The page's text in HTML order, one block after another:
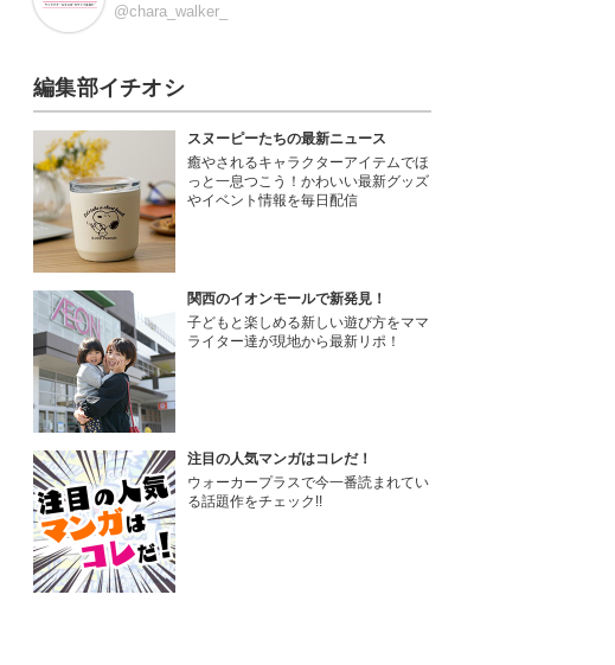
@chara_walker_
編集部イチオシ
スヌーピーたちの最新ニュース
癒やされるキャラクターアイテムでほ
っと一息つこう！かわいい最新グッズ
やイベント情報を毎日配信
関西のイオンモールで新発見！
子どもと楽しめる新しい遊び方をママ
ライター達が現地から最新リポ！
注目の人気マンガはコレだ！
ウォーカープラスで今一番読まれてい
る話題作をチェック!!